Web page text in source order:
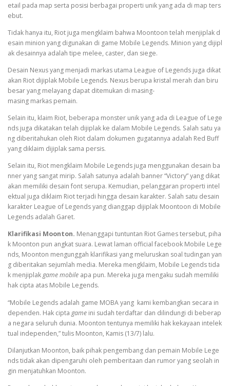
etail pada map serta posisi berbagai properti unik yang ada di map ters
ebut.
Tidak hanya itu, Riot juga mengklaim bahwa Moontoon telah menjiplak d
esain minion yang digunakan di game Mobile Legends. Minion yang dijipl
ak desainnya adalah tipe melee, caster, dan siege.
Desain Nexus yang menjadi markas utama League of Legends juga dikat
akan Riot dijiplak Mobile Legends. Nexus berupa kristal merah dan biru
besar yang melayang dapat ditemukan di masing-
masing markas pemain.
Selain itu, klaim Riot, beberapa monster unik yang ada di League of Lege
nds juga dikatakan telah dijiplak ke dalam Mobile Legends. Salah satu ya
ng diberitahukan oleh Riot dalam dokumen gugatannya adalah Red Buff
yang diklaim dijiplak sama persis.
Selain itu, Riot mengklaim Mobile Legends juga menggunakan desain ba
nner yang sangat mirip. Salah satunya adalah banner “Victory” yang dikat
akan memiliki desain font serupa. Kemudian, pelanggaran properti intel
ektual juga diklaim Riot terjadi hingga desain karakter. Salah satu desain
karakter League of Legends yang dianggap dijiplak Moontoon di Mobile
Legends adalah Garet.
Klarifikasi Moonton. Menanggapi tuntuntan Riot Games tersebut, piha
k Moonton pun angkat suara. Lewat laman official facebook Mobile Lege
nds, Moonton mengunggah klarifikasi yang meluruskan soal tudingan yan
g diberitakan sejumlah media. Mereka mengklaim, Mobile Legends tida
k menjiplakgame mobile apa pun. Mereka juga mengaku sudah memiliki
hak cipta atas Mobile Legends.
“Mobile Legends adalah game MOBA yang kami kembangkan secara in
dependen. Hak cipta game ini sudah terdaftar dan dilindungi di beberap
a negara seluruh dunia. Moonton tentunya memiliki hak kekayaan intelek
tual independen,” tulis Moonton, Kamis (13/7) lalu.
Dilanjutkan Moonton, baik pihak pengembang dan pemain Mobile Lege
nds tidak akan dipengaruhi oleh pemberitaan dan rumor yang seolah in
gin menjatuhkan Moonton.